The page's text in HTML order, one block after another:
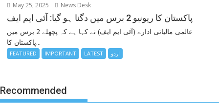
May 25, 2025 News Desk
پاکستان کا ریونیو 2 برس میں دگنا ہو گیا: آئی ایم ایف
عالمی مالیاتی ادارے (آئی ایم ایف) نے کہا ہے کہ پچھلے 2 برس میں
پاکستان کا...
FEATURED IMPORTANT LATEST اردو
Recommended